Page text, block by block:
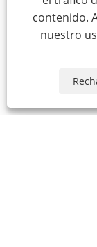
contenido.
nuestro